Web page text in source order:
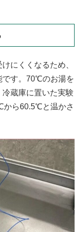
にくくなるため、
です。70℃のお湯を
蔵庫に置いた実験
から60.5℃と温かさ